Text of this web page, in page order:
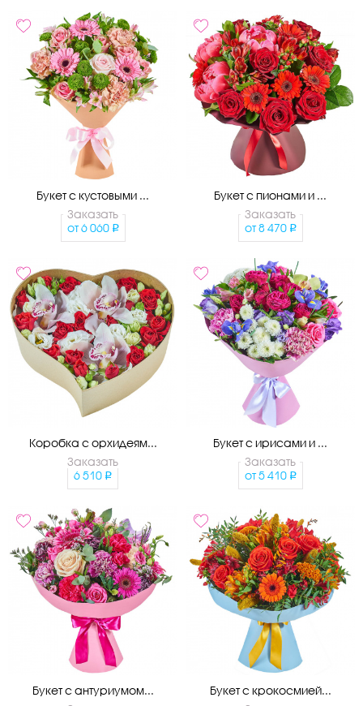
Букет с кустовыми ...
Заказать
от 6 060
Букет с пионами и ...
Заказать
от 8 470
Коробка с орхидеям...
Заказать
6 510
Букет с ирисами и ...
Заказать
от 5 410
Букет с антуриумом...
Букет с крокосмией...